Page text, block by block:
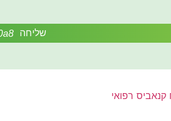
שליחה